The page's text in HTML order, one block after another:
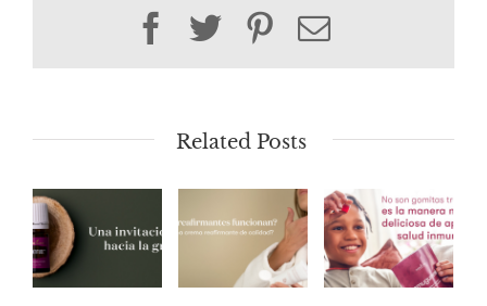
Facebook
TwitterPinterest
Email
Related Posts